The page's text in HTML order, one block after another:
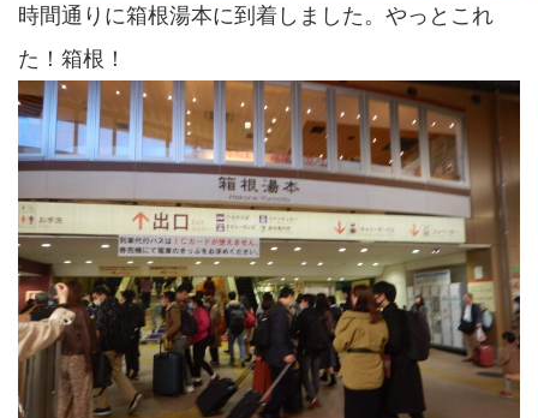
時間通りに箱根湯本に到着しました。やっとこれ
た！箱根！